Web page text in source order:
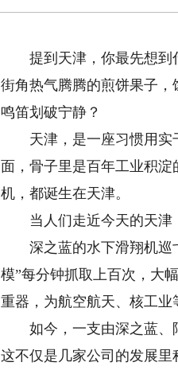
提到天津，你最先想到什
街角热气腾腾的煎饼果子
鸣笛划破宁静？
天津，是一座习惯用实干
面，骨子里是百年工业积
机，都诞生在天津。
当人们走近今天的天津，
深之蓝的水下滑翔机巡弋
模”每分钟抓取上百次，大
重器，为航空航天、核工
如今，一支由深之蓝、阿
这不仅是几家公司的发展